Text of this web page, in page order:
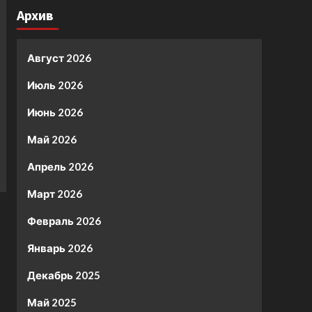
Архив
Август 2026
Июль 2026
Июнь 2026
Май 2026
Апрель 2026
Март 2026
Февраль 2026
Январь 2026
Декабрь 2025
Май 2025